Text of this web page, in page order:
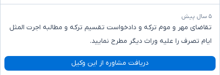
۵ سال پیش
تقاضای مهر و موم ترکه و دادخواست تقسیم ترکه و مطالبه اجرت المثل
ایام تصرف را علیه وراث دیگر مطرح نمایید.
دریافت مشاوره از این وکیل